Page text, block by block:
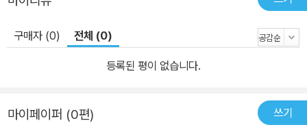
구매자 (0) 전체 (0)
등록된 평이 없습니다.
마이페이퍼 (0편) 쓰기